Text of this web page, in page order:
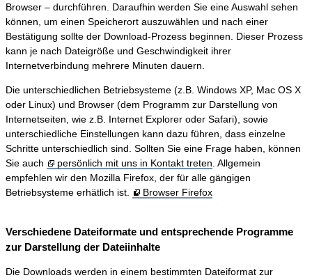
Browser – durchführen. Daraufhin werden Sie eine Auswahl sehen
können, um einen Speicherort auszuwählen und nach einer
Bestätigung sollte der Download-Prozess beginnen. Dieser Prozess
kann je nach Dateigröße und Geschwindigkeit ihrer
Internetverbindung mehrere Minuten dauern.
Die unterschiedlichen Betriebsysteme (z.B. Windows XP, Mac OS X
oder Linux) und Browser (dem Programm zur Darstellung von
Internetseiten, wie z.B. Internet Explorer oder Safari), sowie
unterschiedliche Einstellungen kann dazu führen, dass einzelne
Schritte unterschiedlich sind. Sollten Sie eine Frage haben, können
Sie auch
persönlich mit uns in Kontakt treten . Allgemein
empfehlen wir den Mozilla Firefox, der für alle gängigen
Betriebsysteme erhätlich ist.
Browser Firefox
Verschiedene Dateiformate und entsprechende Programme
zur Darstellung der Dateiinhalte
Die Downloads werden in einem bestimmten Dateiformat zur